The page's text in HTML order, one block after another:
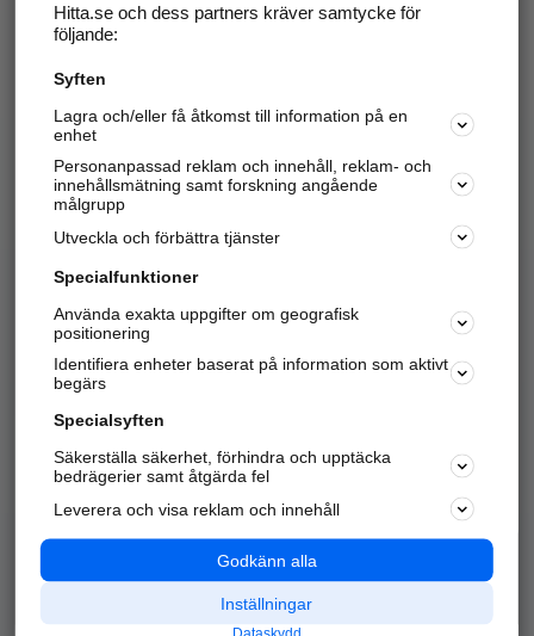
Hitta.se - Gratis nummerupplysning.
Sök företag, personer och platser.
Hitta telefonnummer, adresser, företagsinfo mm.
Marknadsför företaget
Kom igång och annonsera mot
samarbetspartners nära dig.
Alla kategorier
Populära sökningar
API & Kartor
Annonsera
Integritet
Nödnummer
Hitta.se och dess partners kräver samtycke för
följande:
Syften
Lagra och/eller få åtkomst till information på en
enhet
Personanpassad reklam och innehåll, reklam- och
innehållsmätning samt forskning angående
målgrupp
Utveckla och förbättra tjänster
Specialfunktioner
Använda exakta uppgifter om geografisk
positionering
Identifiera enheter baserat på information som aktivt
begärs
Specialsyften
Säkerställa säkerhet, förhindra och upptäcka
bedrägerier samt åtgärda fel
Leverera och visa reklam och innehåll
Godkänn alla
Inställningar
Dataskydd